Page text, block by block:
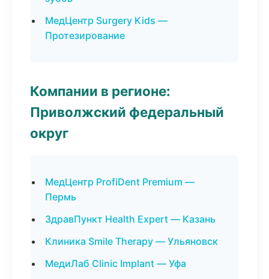
МедЦентр Surgery Kids —
Протезирование
Компании в регионе:
Приволжский федеральный
округ
МедЦентр ProfiDent Premium —
Пермь
ЗдравПункт Health Expert — Казань
Клиника Smile Therapy — Ульяновск
МедиЛаб Clinic Implant — Уфа